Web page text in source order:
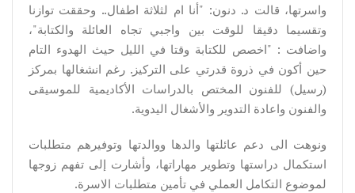
واسرتها، قالت د. دنون: "أنا ام لثلاثة اطفال.. وحققت توازنا
وتقسيما دقيقا للوقت بين واجبي تجاه العائلة والكتابة"،
واضافت : "اخصص للكتابة وقتا في الليل حيث الهدوء التام
حين أكون في ذروة قدرتي على التركيز. رغم انشغالها بمركز
(رسيل) للفنون المختص بالدراسات الأكاديمية للموسيقى
والفنون واعادة التدوير والأشغال اليدوية.
ونوهت الى دعم عائلتها والدها ووالدتها وتوفيرهم متطلبات
استكمال دراستها وتطوير مهاراتها، وأشارت إلى تفهم زوجها
لموضوع التكامل العملي في تأمين متطلبات الاسرة.